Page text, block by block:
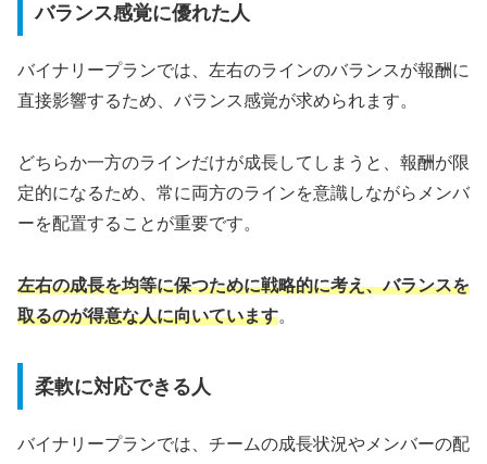
バランス感覚に優れた人
バイナリープランでは、左右のラインのバランスが報酬に
直接影響するため、バランス感覚が求められます。
どちらか一方のラインだけが成長してしまうと、報酬が限
定的になるため、常に両方のラインを意識しながらメンバ
ーを配置することが重要です。
左右の成長を均等に保つために戦略的に考え、バランスを
取るのが得意な人に向いています。
柔軟に対応できる人
バイナリープランでは、チームの成長状況やメンバーの配